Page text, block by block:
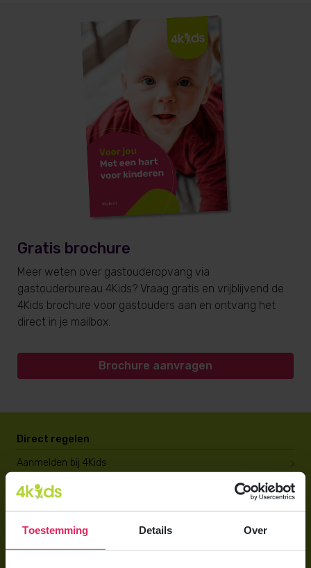
Toestemming Details Over
Gratis brochure
Meer weten over gastouderopvang via
gastouderbureau 4Kids? Vraag gratis en vrijblijvend de
4Kids brochure voor gastouders aan en ontvang het
direct in je mailbox.
Brochure aanvragen
Direct regelen
Aanmelden bij 4Kids
Brochure aanvragen
Berekening maken